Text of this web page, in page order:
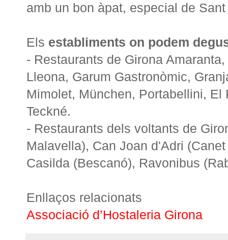
amb un bon àpat, especial de
Els establiments on podem
- Restaurants de Girona
Lleona, Garum Gastronòmic,
Mimolet, München, Portabellini,
Teckné.
- Restaurants dels voltants de
Malavella), Can Joan d'Adri
Casilda (Bescanó), Ravonibus
Enllaços relacionats
Associació d’Hostaleria Girona